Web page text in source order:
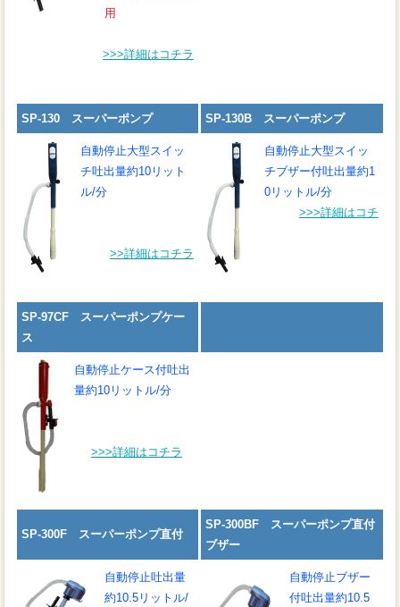
用
>>>詳細はコチラ
SP-130 スーパーポンプ SP-130B スーパーポンプ
自動停止大型スイッ
チ吐出量約10リット
ル/分
>>詳細はコチラ
自動停止大型スイッ
チブザー付吐出量約1
0リットル/分
>>>詳細はコチ
SP-97CF スーパーポンプケー
ス
自動停止ケース付吐出
量約10リットル/分
>>>詳細はコチラ
SP-300F スーパーポンプ直付
SP-300BF スーパーポンプ直付
ブザー
自動停止吐出量
約10.5リットル/
自動停止ブザー
付吐出量約10.5